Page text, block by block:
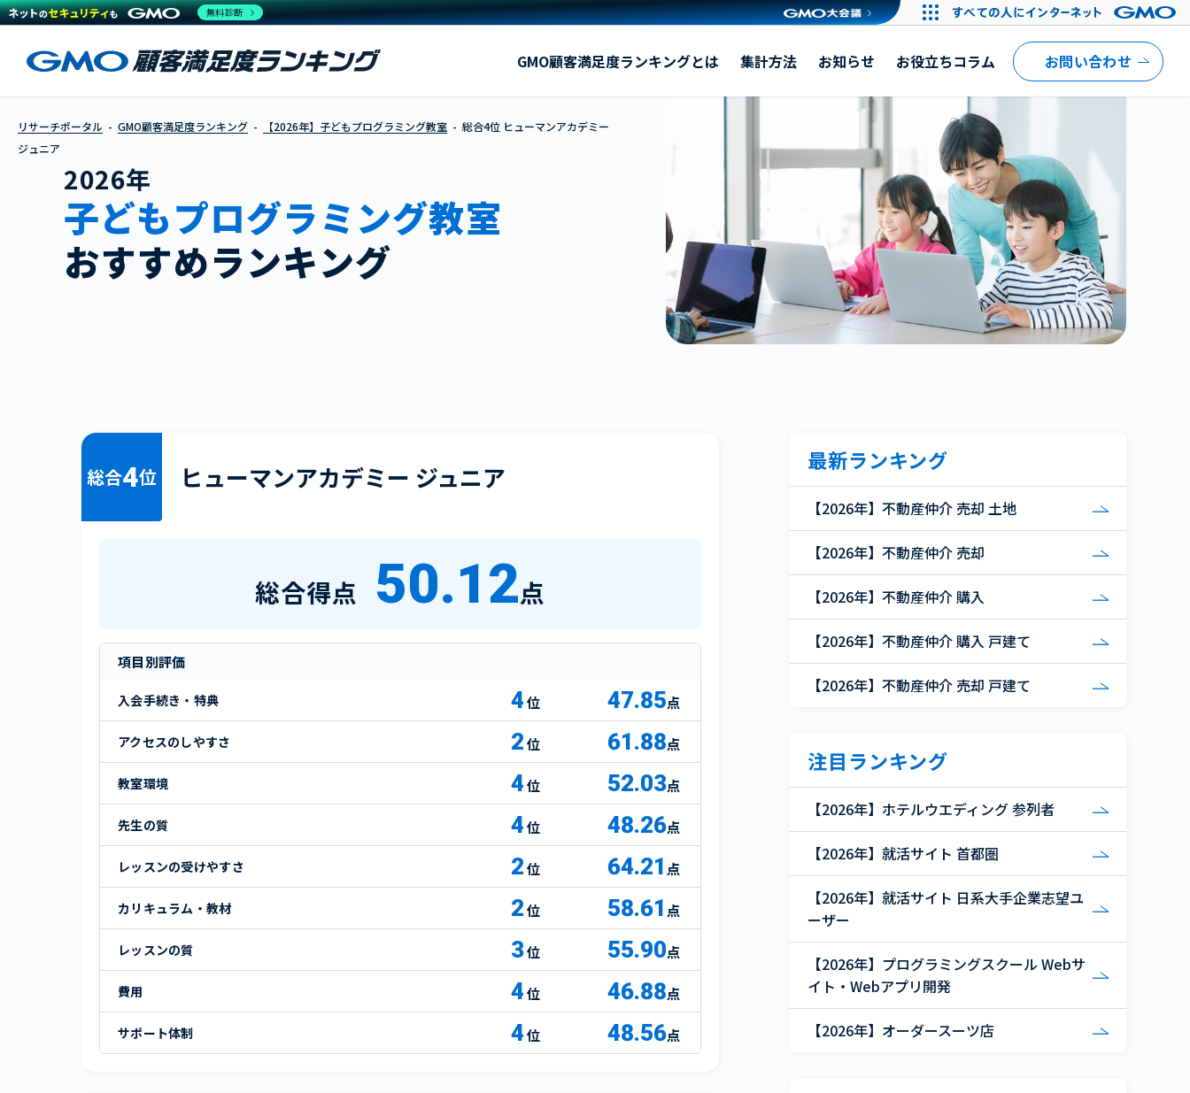
ヒューマンアカデミー ジュニアGMO顧客満足度ランキングとは 集計方法 お知らせ お役立ちコラム お問い合わせ
リサーチポータル GMO顧客満足度ランキング 【2026年】子どもプログラミング教室
総合4位 ヒューマンアカデミー
ジュニア
2026年
子どもプログラミング教室
おすすめランキング
総合4位 ヒューマンアカデミー ジュニア
総合得点 50.12点
項目別評価
入会手続き・特典 4 47.85点
アクセスのしやすさ 2 61.88点
教室環境 4 52.03点
先生の質 4 48.26点
レッスンの受けやすさ 2 64.21 点
カリキュラム・教材 2 58.61 点
レッスンの質 3 55.90点
費用 4 46.88点
サポート体制 4 48.56点
最新ランキング
【2026年】不動産仲介 売却 土地
【2026年】不動産仲介 売却
【2026年】不動産仲介 購入
【2026年】不動産仲介 購入 戸建て
【2026年】不動産仲介 売却 戸建て
注目ランキング
【2026年】ホテルウエディング 参列者
【2026年】就活サイト 首都圏
【2026年】就活サイト 日系大手企業志望ユ
ーザー
【2026年】プログラミングスクール Webサ
イト・Webアプリ開発
【2026年】オーダースーツ店
無料診断